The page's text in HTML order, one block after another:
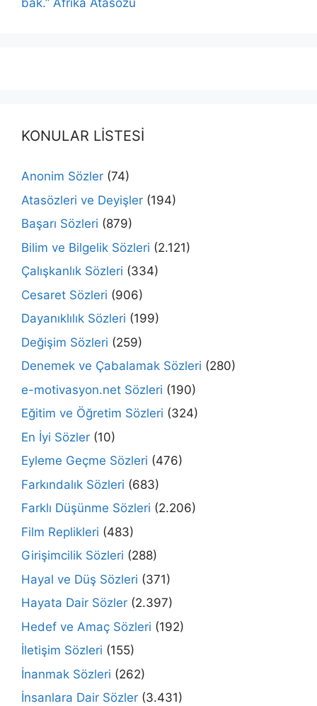
bak.” Afrika Atasözü
KONULAR LİSTESİ
Anonim Sözler (74)
Atasözleri ve Deyişler (194)
Başarı Sözleri (879)
Bilim ve Bilgelik Sözleri (2.121)
Çalışkanlık Sözleri (334)
Cesaret Sözleri (906)
Dayanıklılık Sözleri (199)
Değişim Sözleri (259)
Denemek ve Çabalamak Sözleri (280)
e-motivasyon.net Sözleri (190)
Eğitim ve Öğretim Sözleri (324)
En İyi Sözler (10)
Eyleme Geçme Sözleri (476)
Farkındalık Sözleri (683)
Farklı Düşünme Sözleri (2.206)
Film Replikleri (483)
Girişimcilik Sözleri (288)
Hayal ve Düş Sözleri (371)
Hayata Dair Sözler (2.397)
Hedef ve Amaç Sözleri (192)
İletişim Sözleri (155)
İnanmak Sözleri (262)
İnsanlara Dair Sözler (3.431)